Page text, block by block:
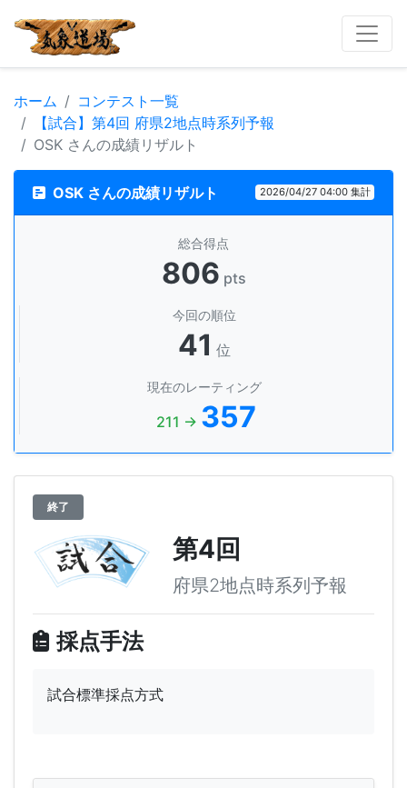
ホーム
コンテスト一覧
【試合】第4回 府県2地点時系列予報
OSK さんの成績リザルト
OSK さんの成績リザルト 2026/04/27 04:00 集計
総合得点
806 pts
今回の順位
41 位
現在のレーティング
211 → 357
終了
第4回
府県2地点時系列予報
採点手法
試合標準採点方式